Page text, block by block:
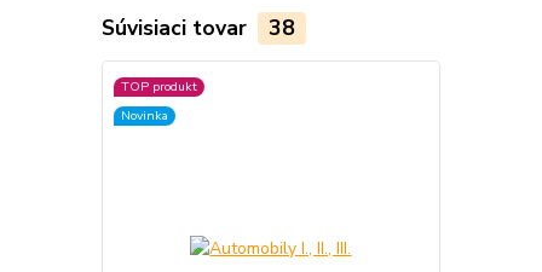
Súvisiaci tovar 38
TOP produkt
Novinka